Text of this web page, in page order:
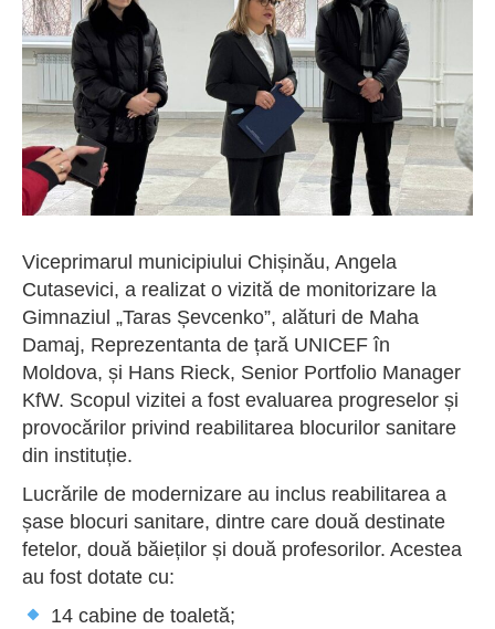
Viceprimarul municipiului Chișinău, Angela
Cutasevici, a realizat o vizită de monitorizare la
Gimnaziul „Taras Șevcenko”, alături de Maha
Damaj, Reprezentanta de țară UNICEF în
Moldova, și Hans Rieck, Senior Portfolio Manager
KfW. Scopul vizitei a fost evaluarea progreselor și
provocărilor privind reabilitarea blocurilor sanitare
din instituție.
Lucrările de modernizare au inclus reabilitarea a
șase blocuri sanitare, dintre care două destinate
fetelor, două băieților și două profesorilor. Acestea
au fost dotate cu:
14 cabine de toaletă;